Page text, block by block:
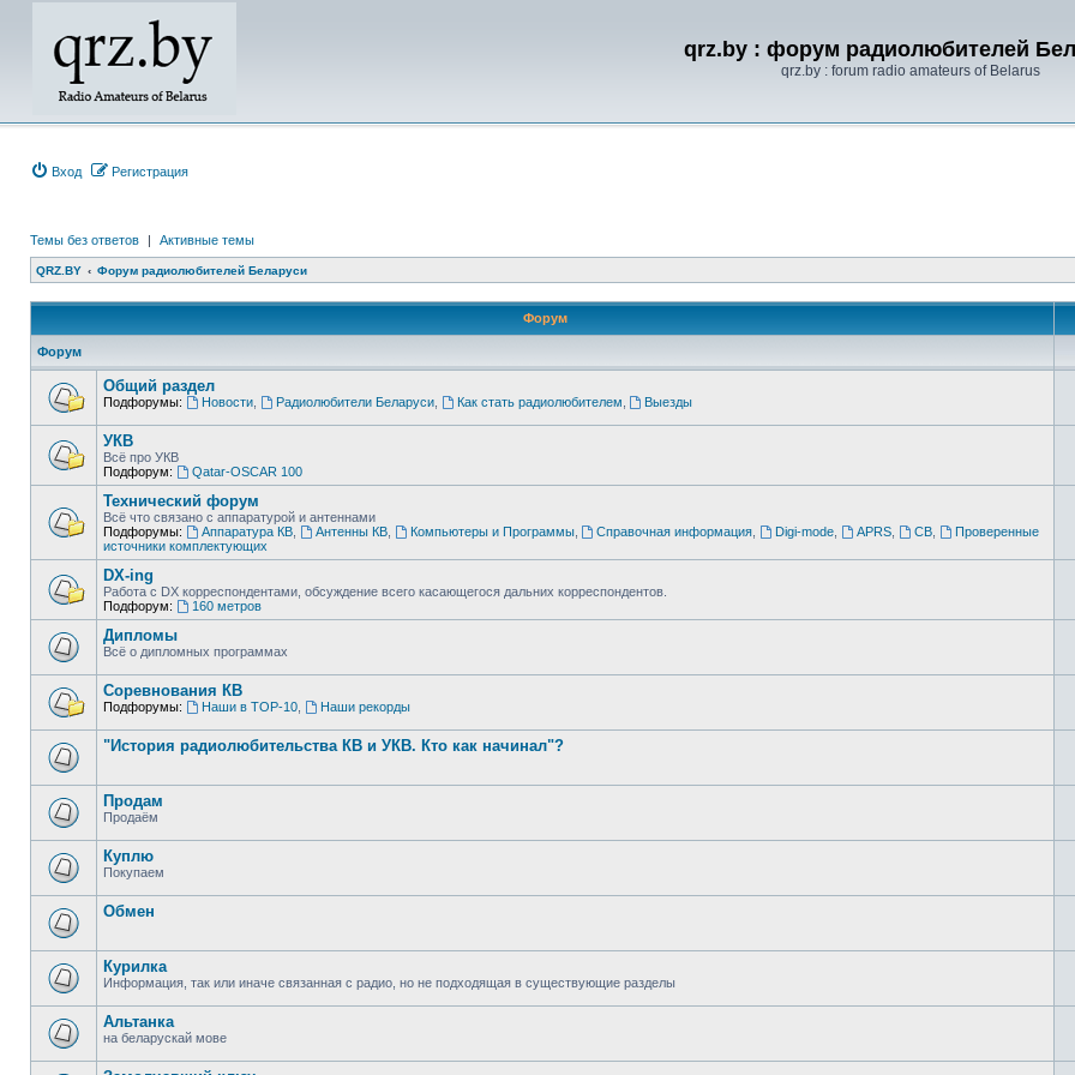
qrz.by : форум радиолюбителей
qrz.by : forum radio amateurs of Belarus
Вход Регистрация
Темы без ответов | Активные темы
QRZ.BY Форум радиолюбителей Беларуси
Форум
Форум
Общий раздел
Подфорумы: Новости, Радиолюбители Беларуси, Как стать радиолюбителем Выезды
УКВ
Всё про УКВ
Подфорум:
Qatar-OSCAR 100
Технический форум
Всё что связано с аппаратурой и антеннами
Подфорумы:
Аппаратура КВ, Антенны КВ, Компьютеры и Программы, Справочная информация Digi-mode APRS CB,
Проверенные
источники комплектующих
DX-ing
Работа с DX корреспондентами, обсуждение всего касающегося дальних корреспондентов.
Подфорум:
160 метров
Дипломы
Всё о дипломных программах
Соревнования КВ
Подфорумы: Наши в ТОР-10, Наши рекорды
"История радиолюбительства КВ и УКВ. Кто как начинал"?
Продам
Продаём
Куплю
Покупаем
Обмен
Курилка
Информация, так или иначе связанная с радио, но не подходящая в существующие разделы
Альтанка
на беларускай мове